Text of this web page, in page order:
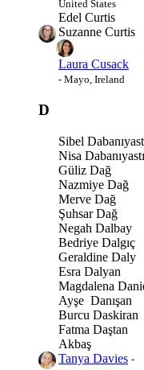
United States
Edel Curtis
Suzanne Curtis
Laura Cusack
- Mayo, Ireland
D
Sibel
Nisa Dabanıyastı
Güliz Dağ
Nazmiye Dağ
Merve Dağ
Şuhsar Dağ
Negah Dalbay
Bedriye Dalgıç
Geraldine Daly
Esra Dalyan
Magdalena
Ayşe Danışan
Burcu Daskiran
Fatma Daştan
Akbaş
Tanya Davies -